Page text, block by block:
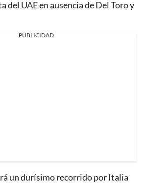
del UAE en ausencia de Del Toro y
PUBLICIDAD
un durísimo recorrido por Italia